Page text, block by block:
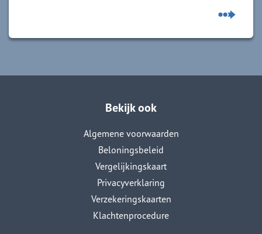
Bekijk ook
Algemene voorwaarden
Beloningsbeleid
Vergelijkingskaart
Privacyverklaring
Verzekeringskaarten
Klachtenprocedure